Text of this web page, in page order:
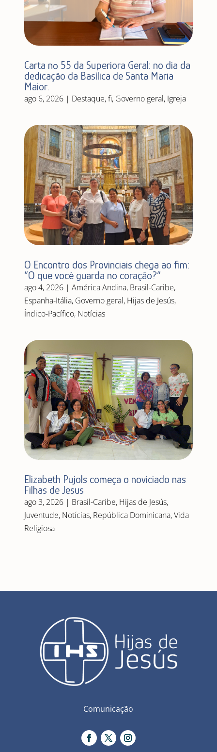
Carta nº 55 da Superiora Geral: no dia da
dedicação da Basílica de Santa Maria
Maior.
ago 6, 2026| Destaque,fi, Governo geral, Igreja
O Encontro dos Provinciais chega ao fim:
“O que você guarda no coração?”
ago 4, 2026| América Andina, Brasil-Caribe,
Espanha-Itália, Governo geral, Hijas de Jesús,
Índico-Pacífico, Notícias
Elizabeth Pujols começa o noviciado nas
Filhas de Jesus
ago 3, 2026| Brasil-Caribe, Hijas de Jesús,
Juventude, Notícias, República Dominicana,Vida
Religiosa
Comunicação